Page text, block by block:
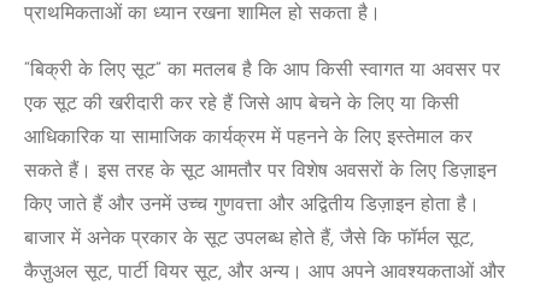
प्राथमिकताओं का ध्यान रखना शामिल हो सकता है।
“बिक्री के लिए सूट” का मतलब है कि आप किसी स्वागत या अवसर पर
एक सूट की खरीदारी कर रहे हैं जिसे आप बेचने के लिए या किसी
आधिकारिक या सामाजिक कार्यक्रम में पहनने के लिए इस्तेमाल कर
सकते हैं। इस तरह के सूट आमतौर पर विशेष अवसरों के लिए डिज़ाइन
किए जाते हैं और उनमें उच्च गुणवत्ता और अद्वितीय डिज़ाइन होता है।
बाजार में अनेक प्रकार के सूट उपलब्ध होते हैं, जैसे कि फॉर्मल सूट,
कैज़ुअल सूट, पार्टी वियर सूट, और अन्य। आप अपने आवश्यकताओं और